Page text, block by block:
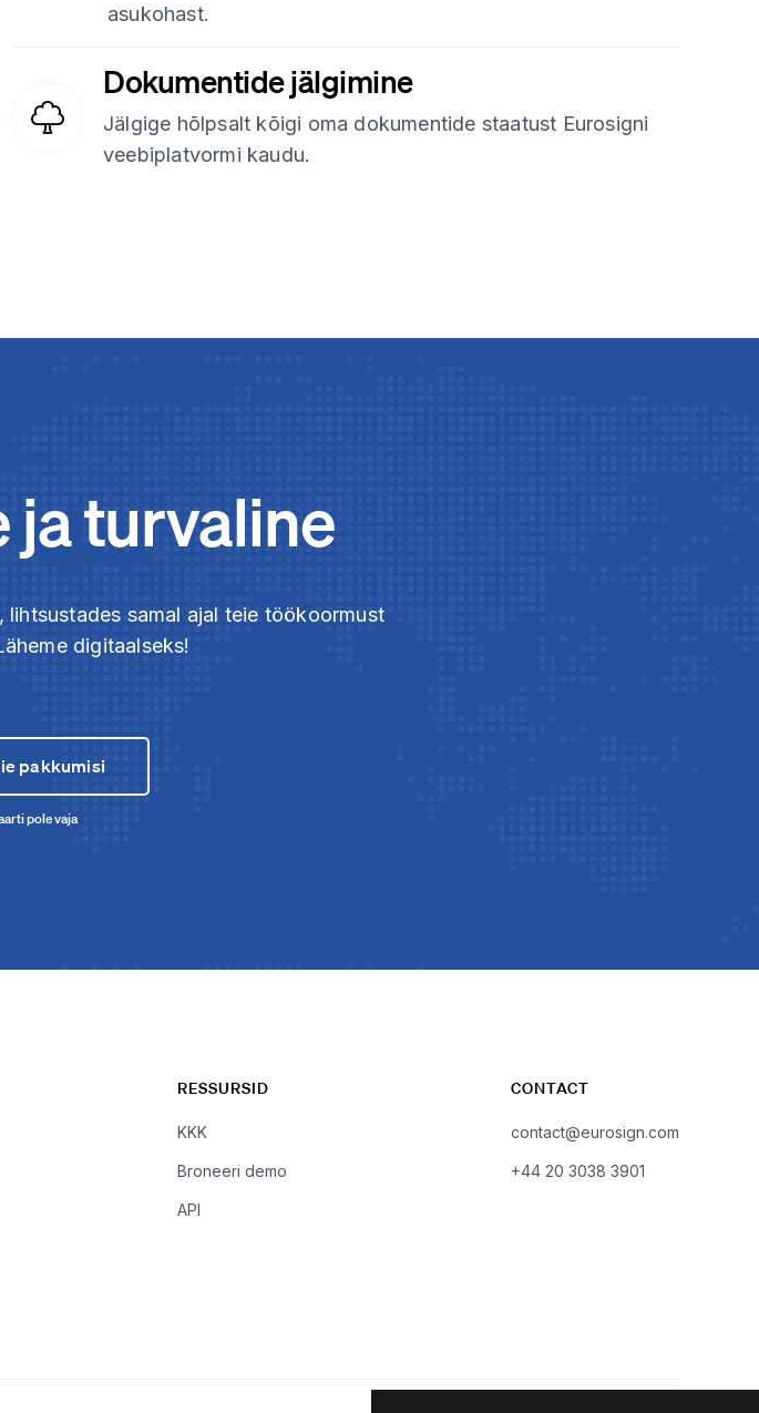
asukohast.
Dokumentide jälgimine
Jälgige hõlpsalt kõigi oma dokumentide staatust Eurosigni
veebiplatvormi kaudu.
ja turvaline
samal ajal teie töökoormust
digitaalseks!
pakkumisi
pole vaja
RESSURSID
KKK
Broneeri demo
API
CONTACT
contact@eurosign.com
+44 20 3038 3901